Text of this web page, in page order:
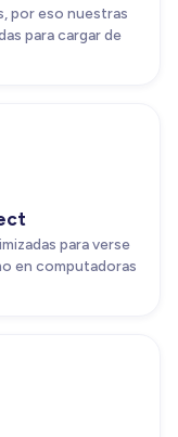
por eso nuestras
para cargar de
para verse
en computadoras